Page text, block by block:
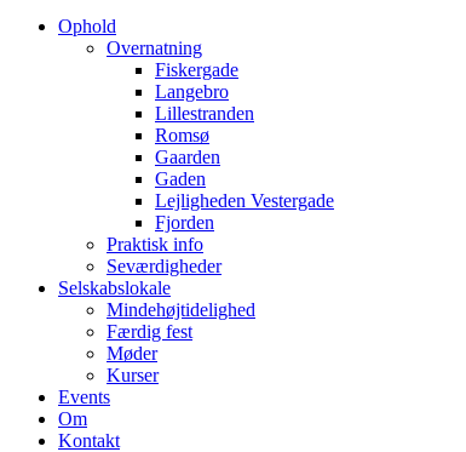
Ophold
Overnatning
Fiskergade
Langebro
Lillestranden
Romsø
Gaarden
Gaden
Lejligheden Vestergade
Fjorden
Praktisk info
Seværdigheder
Selskabslokale
Mindehøjtidelighed
Færdig fest
Møder
Kurser
Events
Om
Kontakt